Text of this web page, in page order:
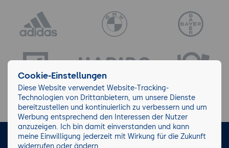
LinkedIn Facebook
Cookie-Einstellungen
Diese Website verwendet Website-Tracking-
Technologien von Drittanbietern, um unsere Dienste
bereitzustellen und kontinuierlich zu verbessern und um
Werbung entsprechend den Interessen der Nutzer
anzuzeigen. Ich bin damit einverstanden und kann
meine Einwilligung jederzeit mit Wirkung für die Zukunft
widerrufen oder ändern.